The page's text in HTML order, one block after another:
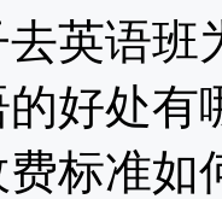
英语班
好处有
标准如